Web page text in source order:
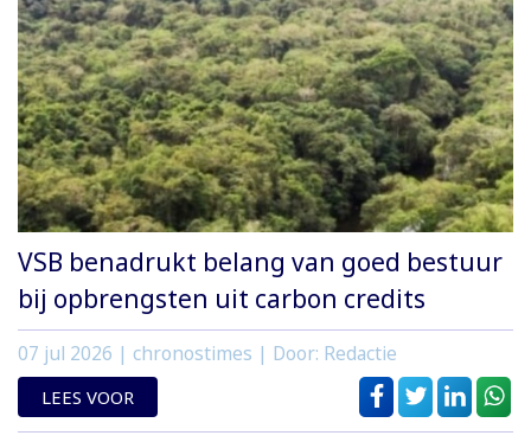
VSB benadrukt belang van goed bestuur
bij opbrengsten uit carbon credits
07 jul 2026 | chronostimes | Door: Redactie
LEES VOOR